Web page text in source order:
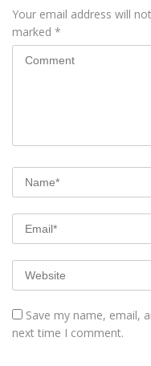
Your email address will
marked *
Save my name, email,
next time I comment.